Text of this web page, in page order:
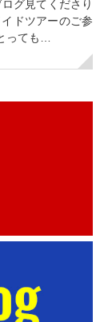
グ見てくださり
ドツアーのご参
っても…